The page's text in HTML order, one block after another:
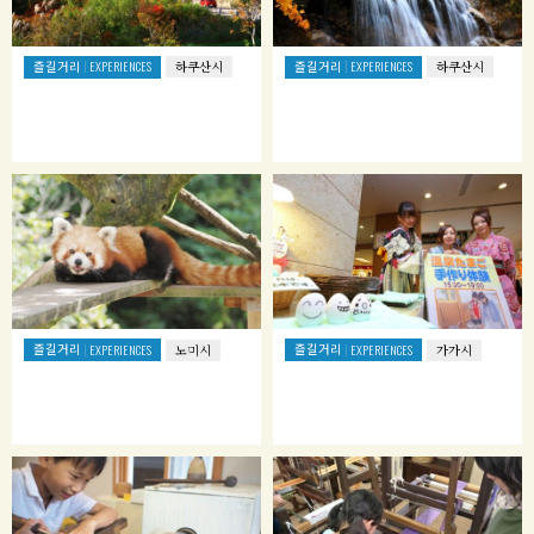
즐길거리 EXPERIENCES 하쿠산시 즐길거리 EXPERIENCES 하쿠산시
즐길거리 EXPERIENCES 노미시 즐길거리 EXPERIENCES 가가시